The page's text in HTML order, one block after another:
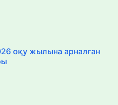
оқу жылына арналған